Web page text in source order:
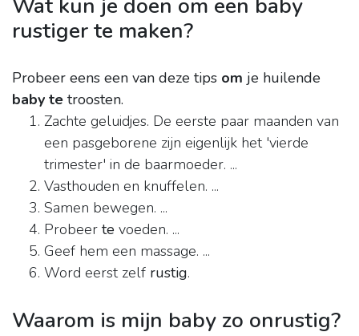
rustiger te maken?
Probeer eens een van deze tips om je huilende
baby te troosten.
Zachte geluidjes. De eerste paar maanden van
een pasgeborene zijn eigenlijk het 'vierde
trimester' in de baarmoeder. ...
Vasthouden en knuffelen. ...
Samen bewegen. ...
Probeer te voeden. ...
Geef hem een massage. ...
Word eerst zelf rustig.
Waarom is mijn baby zo onrustig?